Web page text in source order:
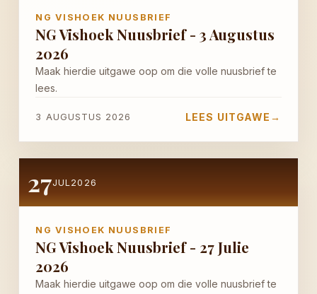
NG Vishoek Nuusbrief - 21 Julie 2026
20 JULIE 2026
NG Vishoek Nuusbrief - 22 Junie 2026
NG VISHOEK NUUSBRIEF
NG Vishoek Nuusbrief - 3 Augustus
2026
Maak hierdie uitgawe oop om die volle nuusbrief te
lees.
3 AUGUSTUS 2026 LEES UITGAWE →
27JUL 2026
NG VISHOEK NUUSBRIEF
NG Vishoek Nuusbrief - 27 Julie
2026
Maak hierdie uitgawe oop om die volle nuusbrief te